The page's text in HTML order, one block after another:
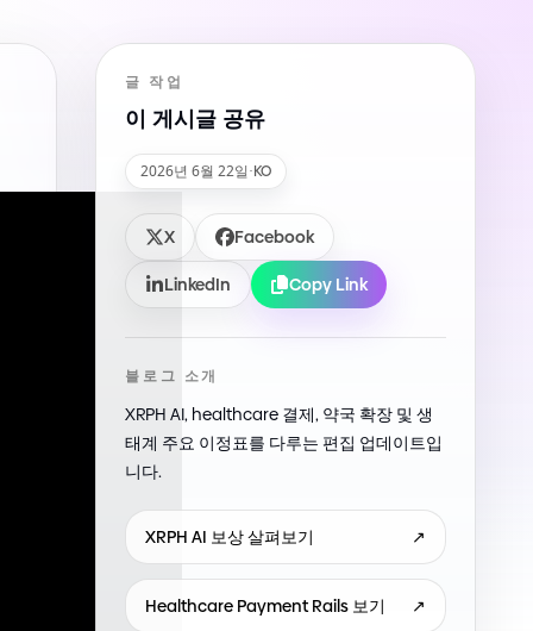
글 작업
이 게시글 공유
2026년 6월 22일·KO
X
Facebook
LinkedIn
Copy Link
블로그 소개
XRPH AI, healthcare 결제, 약국 확장 및 생
태계 주요 이정표를 다루는 편집 업데이트입
니다.
XRPH AI 보상 살펴보기 ↗
Healthcare Payment Rails 보기 ↗